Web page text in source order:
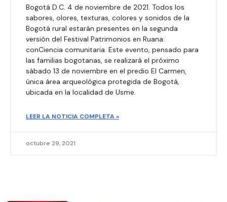
Bogotá D.C. 4 de noviembre de 2021. Todos los
sabores, olores, texturas, colores y sonidos de la
Bogotá rural estarán presentes en la segunda
versión del Festival Patrimonios en Ruana:
conCiencia comunitaria. Este evento, pensado para
las familias bogotanas, se realizará el próximo
sábado 13 de noviembre en el predio El Carmen,
única área arqueológica protegida de Bogotá,
ubicada en la localidad de Usme.
LEER LA NOTICIA COMPLETA »
octubre 29, 2021